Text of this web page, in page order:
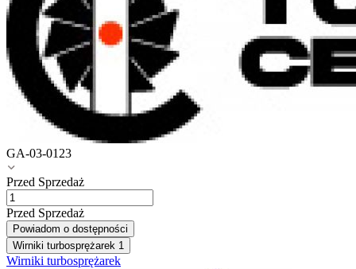
GA-03-0123
Przed Sprzedaż
Przed Sprzedaż
Powiadom o dostępności
Wirniki turbosprężarek 1
Wirniki turbosprężarek